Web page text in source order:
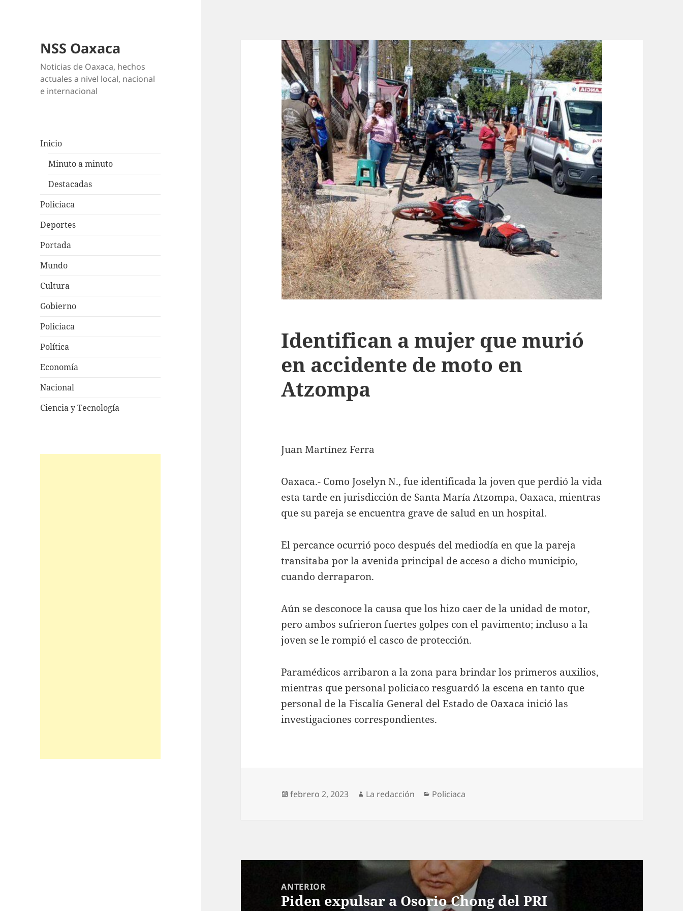
NSS Oaxaca
Noticias de Oaxaca, hechos
actuales a nivel local, nacional
e internacional
Inicio
Minuto a minuto
Destacadas
Policiaca
Deportes
Portada
Mundo
Cultura
Gobierno
Policiaca
Política
Economía
Nacional
Ciencia y Tecnología
Identifican a mujer que murió
en accidente de moto en
Atzompa
Juan Martínez Ferra
Oaxaca.- Como Joselyn N., fue identificada la joven que perdió la vida
esta tarde en jurisdicción de Santa María Atzompa, Oaxaca, mientras
que su pareja se encuentra grave de salud en un hospital.
El percance ocurrió poco después del mediodía en que la pareja
transitaba por la avenida principal de acceso a dicho municipio,
cuando derraparon.
Aún se desconoce la causa que los hizo caer de la unidad de motor,
pero ambos sufrieron fuertes golpes con el pavimento; incluso a la
joven se le rompió el casco de protección.
Paramédicos arribaron a la zona para brindar los primeros auxilios,
mientras que personal policiaco resguardó la escena en tanto que
personal de la Fiscalía General del Estado de Oaxaca inició las
investigaciones correspondientes.
Publicado
febrero 2, 2023 Autor
La redacción Categorías
Policiaca
entradas
ANTERIOR
Entrada
Piden expulsar a Osorio Chong del PRI